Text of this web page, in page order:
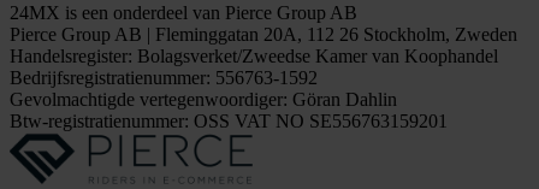
24MX is een onderdeel van Pierce Group AB
Pierce Group AB | Fleminggatan 20A, 112 26 Stockholm, Zweden
Handelsregister: Bolagsverket/Zweedse Kamer van Koophandel
Bedrijfsregistratienummer: 556763-1592
Gevolmachtigde vertegenwoordiger: Göran Dahlin
Btw-registratienummer: OSS VAT NO SE556763159201